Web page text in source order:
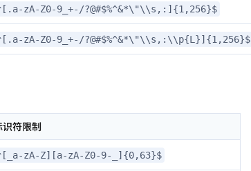
zA-Z0-9_+-/?@#$%^&*\"\\s,:]{1,256}$
zA-Z0-9_+-/?@#$%^&*\"\\s,:\\p{L}]{1,256}$
识符限制
zA-Z][a-zA-Z0-9-_]{0,63}$